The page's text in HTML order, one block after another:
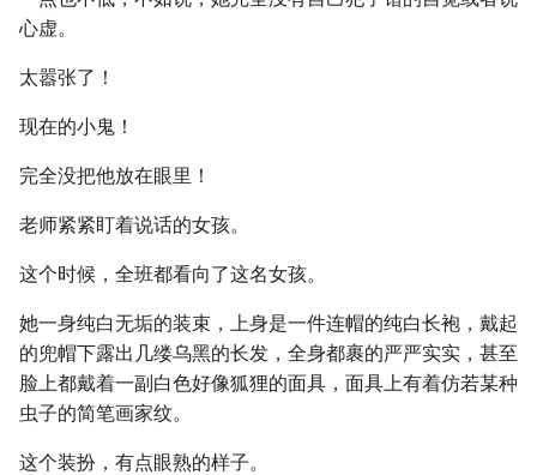
心虚。
太嚣张了！
现在的小鬼！
完全没把他放在眼里！
老师紧紧盯着说话的女孩。
这个时候，全班都看向了这名女孩。
她一身纯白无垢的装束，上身是一件连帽的纯白长袍，戴起
的兜帽下露出几缕乌黑的长发，全身都裹的严严实实，甚至
脸上都戴着一副白色好像狐狸的面具，面具上有着仿若某种
虫子的简笔画家纹。
这个装扮，有点眼熟的样子。